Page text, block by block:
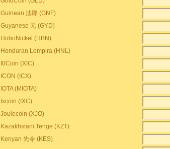
Guinean 法郎 (GNF)
Guyanese 元 (GYD)
HoboNickel (HBN)
Honduran Lempira (HNL)
I0Coin (XIC)
ICON (ICX)
IOTA (MIOTA)
Ixcoin (IXC)
Joulecoin (XJO)
Kazakhstani Tenge (KZT)
Kenyan 先令 (KES)